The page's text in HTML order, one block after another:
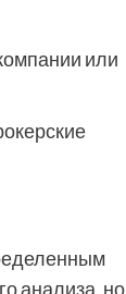
или
анализа, но